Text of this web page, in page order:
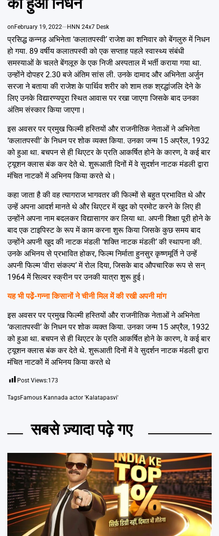
on February 19, 2022 HNN 24x7 Desk
प्रसिद्ध कन्नड़ अभिनेता ‘कलातपस्वी’ राजेश का शनिवार को बेंगलुरु में निधन
हो गया. 89 वर्षीय कलातपस्वी को एक सप्ताह पहले स्वास्थ्य संबंधी
समस्याओं के चलते बेंगलूरु के एक निजी अस्पताल में भर्ती कराया गया था.
उन्होंने दोपहर 2.30 बजे अंतिम सांस ली. उनके दामाद और अभिनेता अर्जुन
सरजा ने बताया की राजेश के पार्थिव शरीर को शाम तक श्रद्धांजलि देने के
लिए उनके विद्यारण्यपुरा स्थित आवास पर रखा जाएगा जिसके बाद उनका
अंतिम संस्कार किया जाएगा।
इस अवसर पर प्रमुख फिल्मी हस्तियों और राजनीतिक नेताओं ने अभिनेता
‘कलातपस्वी’ के निधन पर शोक व्यक्त किया. उनका जन्म 15 अप्रैल, 1932
को हुआ था. बचपन से ही थिएटर के प्रति आकर्षित होने के कारण, वे कई बार
ट्यूशन क्लास बंक कर देते थे. शुरूआती दिनों में वे सुदर्शन नाटक मंडली द्वारा
मंचित नाटकों में अभिनय किया करते थे।
कहा जाता है की वह त्यागराज भागवतर की फिल्मों से बहुत प्रभावित थे और
उन्हें अपना आदर्श मानते थे और थिएटर में खुद को प्रमोट करने के लिए ही
उन्होंने अपना नाम बदलकर विद्यासागर कर लिया था. अपनी शिक्षा पूरी होने के
बाद एक टाइपिस्ट के रूप में काम करना शुरू किया जिसके कुछ समय बाद
उन्होंने अपनी खुद की नाटक मंडली ‘शक्ति नाटक मंडली’ की स्थापना की.
उनके अभिनय से प्रभावित होकर, फिल्म निर्माता हुनसुर कृष्णमूर्ति ने उन्हें
अपनी फिल्म ‘वीरा संकल्प’ में रोल दिया, जिसके बाद औपचारिक रूप से सन्
1964 में सिल्वर स्क्रीन पर उनकी यात्रा शुरू हुई।
यह भी पढे़ं-गन्ना किसानों ने चीनी मिल में की रखी अपनी मांग
इस अवसर पर प्रमुख फिल्मी हस्तियों और राजनीतिक नेताओं ने अभिनेता
‘कलातपस्वी’ के निधन पर शोक व्यक्त किया. उनका जन्म 15 अप्रैल, 1932
को हुआ था. बचपन से ही थिएटर के प्रति आकर्षित होने के कारण, वे कई बार
ट्यूशन क्लास बंक कर देते थे. शुरूआती दिनों में वे सुदर्शन नाटक मंडली द्वारा
मंचित नाटकों में अभिनय किया करते थे
Post Views:173
TagsFamous Kannada actor 'Kalatapasvi'
सबसे ज़्यादा पढ़े गए